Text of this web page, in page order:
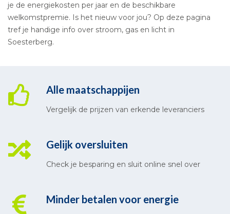
je de energiekosten per jaar en de beschikbare
welkomstpremie. Is het nieuw voor jou? Op deze pagina
tref je handige info over stroom, gas en licht in
Soesterberg.
Alle maatschappijen
Vergelijk de prijzen van erkende leveranciers
Gelijk oversluiten
Check je besparing en sluit online snel over
Minder betalen voor energie